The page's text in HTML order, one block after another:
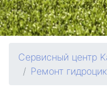
Сервисный центр
Ремонт